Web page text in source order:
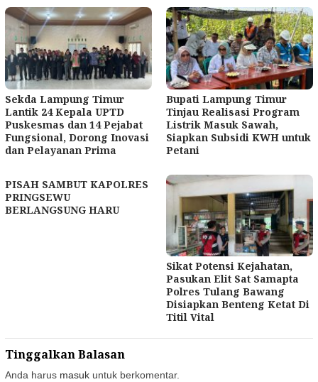
Sekda Lampung Timur
Lantik 24 Kepala UPTD
Puskesmas dan 14 Pejabat
Fungsional, Dorong Inovasi
dan Pelayanan Prima
Bupati Lampung Timur
Tinjau Realisasi Program
Listrik Masuk Sawah,
Siapkan Subsidi KWH untuk
Petani
PISAH SAMBUT KAPOLRES
PRINGSEWU
BERLANGSUNG HARU
Sikat Potensi Kejahatan,
Pasukan Elit Sat Samapta
Polres Tulang Bawang
Disiapkan Benteng Ketat Di
Titil Vital
Tinggalkan Balasan
Anda harus masuk untuk berkomentar.